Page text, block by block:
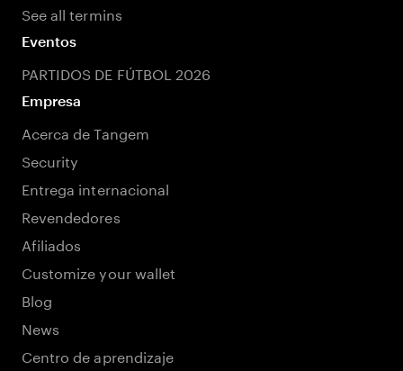
See all termins
Eventos
PARTIDOS DE FÚTBOL 2026
Empresa
Acerca de Tangem
Security
Entrega internacional
Revendedores
Afiliados
Customize your wallet
Blog
News
Centro de aprendizaje